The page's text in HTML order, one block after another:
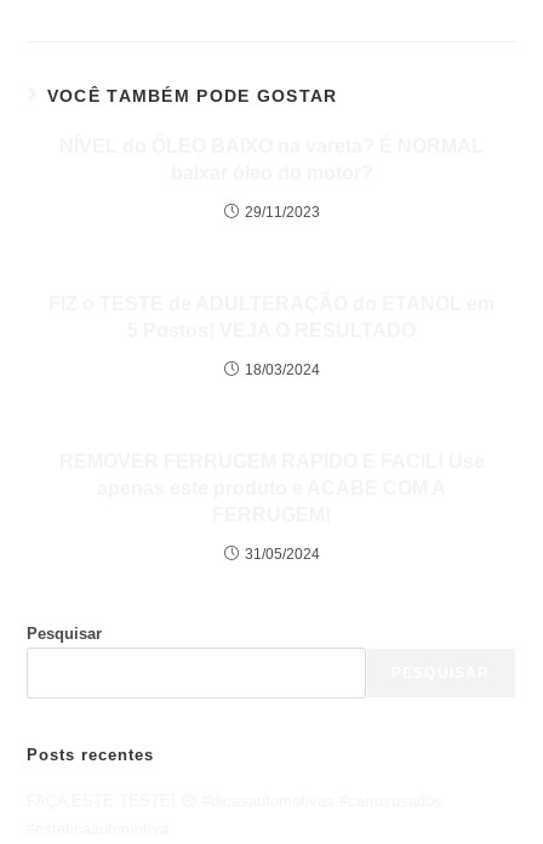
VOCÊ TAMBÉM PODE GOSTAR
29/11/2023
18/03/2024
31/05/2024
Pesquisar
Posts recentes